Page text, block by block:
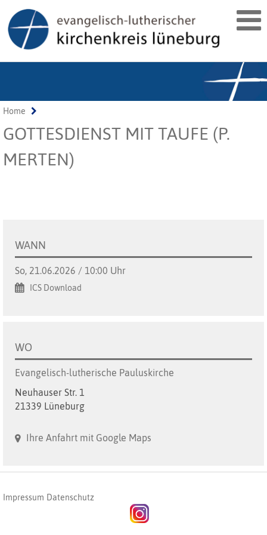
Home
GOTTESDIENST MIT TAUFE (P.
MERTEN)
WANN
So, 21.06.2026 / 10:00 Uhr
ICS Download
WO
Evangelisch-lutherische Pauluskirche
Neuhauser Str. 1
21339 Lüneburg
Ihre Anfahrt mit Google Maps
Impressum Datenschutz